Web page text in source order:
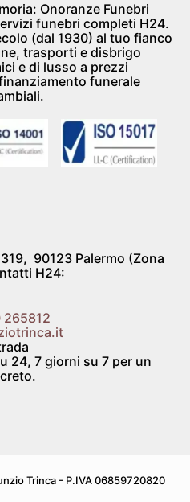
Onoranze Funebri
funebri completi H24.
(dal 1930) al tuo fianco
trasporti e disbrigo
e di lusso a prezzi
funerale
90123 Palermo (Zona
H24:
265812
24, 7 giorni su 7 per un
Trinca - P.IVA 06859720820